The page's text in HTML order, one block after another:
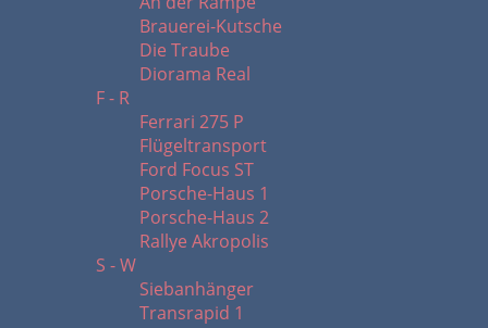
Brauerei-Kutsche
Die Traube
Diorama Real
F - R
Ferrari 275 P
Flügeltransport
Ford Focus ST
Porsche-Haus 1
Porsche-Haus 2
Rallye Akropolis
S - W
Siebanhänger
Transrapid 1